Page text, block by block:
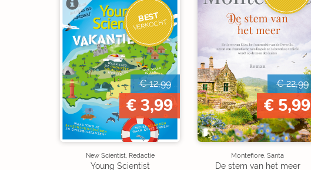
BEST
VERKOCHT
€ 12,99
€ 3,99
New Scientist, Redactie
Young Scientist
€ 22,99
€ 5,99
Montefiore, Santa
De stem van het meer